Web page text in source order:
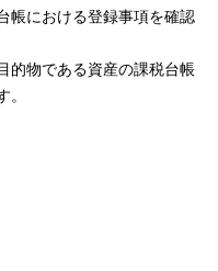
帳における登録事項を確認
的物である資産の課税台帳